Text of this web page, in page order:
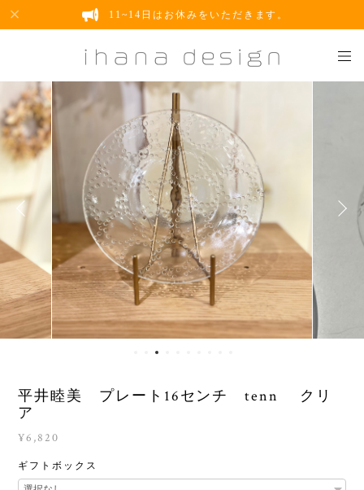
11~14日はお休みをいただきます。
平井睦美 プレート16センチ tenn クリ
ア
¥6,820
ギフトボックス